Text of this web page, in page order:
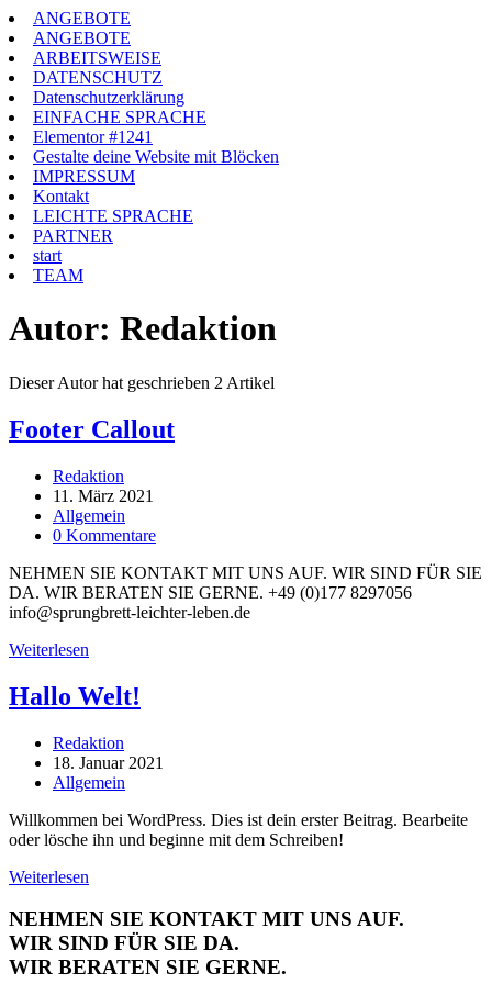
Zum
Inhalt
springen
ANGEBOTE
ANGEBOTE
ARBEITSWEISE
DATENSCHUTZ
Datenschutzerklärung
EINFACHE SPRACHE
Elementor #1241
Gestalte deine Website mit Blöcken
IMPRESSUM
Kontakt
LEICHTE SPRACHE
PARTNER
start
TEAM
Autor: Redaktion
Dieser Autor hat geschrieben 2 Artikel
Footer Callout
Beitrags-
Autor:
Redaktion
Beitrag
veröffentlicht:
11. März 2021
Beitrags-
Kategorie:
Allgemein
Beitrags-
0 Kommentare
NEHMEN SIE KONTAKT MIT UNS AUF. WIR SIND FÜR SIE
DA. WIR BERATEN SIE GERNE. +49 (0)177 8297056
info@sprungbrett-leichter-leben.de
Weiterlesen
Hallo Welt!
Beitrags-
Autor:
Redaktion
Beitrag
veröffentlicht:
18. Januar 2021
Beitrags-
Allgemein
Willkommen bei WordPress. Dies ist dein erster Beitrag. Bearbeite
oder lösche ihn und beginne mit dem Schreiben!
Weiterlesen
NEHMEN SIE KONTAKT MIT UNS AUF.
WIR SIND FÜR SIE DA.
WIR BERATEN SIE GERNE.